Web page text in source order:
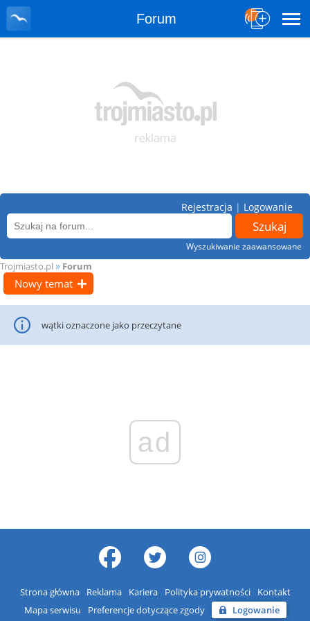
Forum
Wyszukiwanie zaawansowane
Rejestracja | Logowanie
Trojmiasto.pl » Forum
Nowy temat
wątki oznaczone jako przeczytane
ad
Strona główna Reklama Kariera Polityka prywatności
Kontakt
Mapa serwisu
Preferencje dotyczące zgody Logowanie